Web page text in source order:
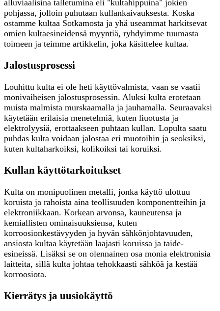
alluviaalisina talletumina eli "kultahippuina" jokien
pohjassa, jolloin puhutaan kullankaivauksesta. Koska
ostamme kultaa Sotkamosta ja yhä useammat harkitsevat
omien kultaesineidensä myyntiä, ryhdyimme tuumasta
toimeen ja teimme artikkelin, joka käsittelee kultaa.
Jalostusprosessi
Louhittu kulta ei ole heti käyttövalmista, vaan se vaatii
monivaiheisen jalostusprosessin. Aluksi kulta erotetaan
muista malmista murskaamalla ja jauhamalla. Seuraavaksi
käytetään erilaisia menetelmiä, kuten liuotusta ja
elektrolyysiä, erottaakseen puhtaan kullan. Lopulta saatu
puhdas kulta voidaan jalostaa eri muotoihin ja seoksiksi,
kuten kultaharkoiksi, kolikoiksi tai koruiksi.
Kullan käyttötarkoitukset
Kulta on monipuolinen metalli, jonka käyttö ulottuu
koruista ja rahoista aina teollisuuden komponentteihin ja
elektroniikkaan. Korkean arvonsa, kauneutensa ja
kemiallisten ominaisuuksiensa, kuten
korroosionkestävyyden ja hyvän sähkönjohtavuuden,
ansiosta kultaa käytetään laajasti koruissa ja taide-
esineissä. Lisäksi se on olennainen osa monia elektronisia
laitteita, sillä kulta johtaa tehokkaasti sähköä ja kestää
korroosiota.
Kierrätys ja uusiokäyttö